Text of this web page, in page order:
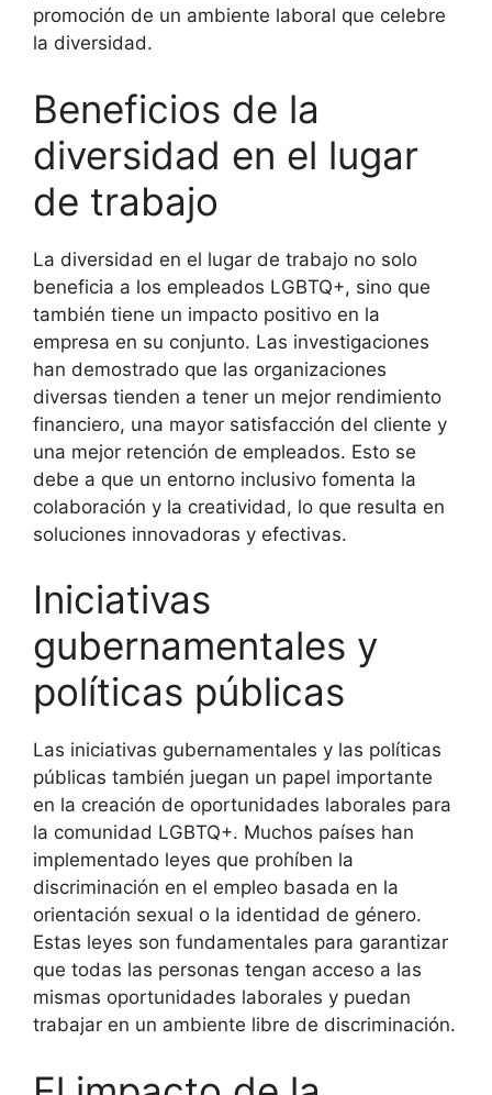
promoción de un ambiente laboral que celebre
la diversidad.
Beneficios de la
diversidad en el lugar
de trabajo
La diversidad en el lugar de trabajo no solo
beneficia a los empleados LGBTQ+, sino que
también tiene un impacto positivo en la
empresa en su conjunto. Las investigaciones
han demostrado que las organizaciones
diversas tienden a tener un mejor rendimiento
financiero, una mayor satisfacción del cliente y
una mejor retención de empleados. Esto se
debe a que un entorno inclusivo fomenta la
colaboración y la creatividad, lo que resulta en
soluciones innovadoras y efectivas.
Iniciativas
gubernamentales y
políticas públicas
Las iniciativas gubernamentales y las políticas
públicas también juegan un papel importante
en la creación de oportunidades laborales para
la comunidad LGBTQ+. Muchos países han
implementado leyes que prohíben la
discriminación en el empleo basada en la
orientación sexual o la identidad de género.
Estas leyes son fundamentales para garantizar
que todas las personas tengan acceso a las
mismas oportunidades laborales y puedan
trabajar en un ambiente libre de discriminación.